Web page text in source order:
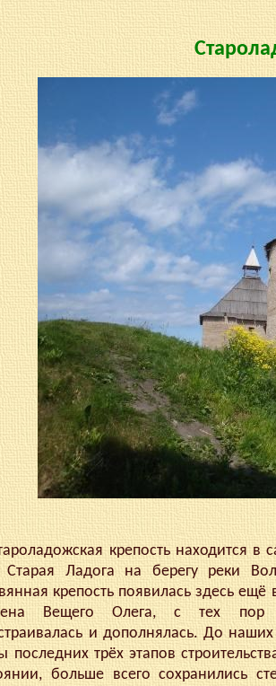
крепость находится в
Старая Ладога на берегу реки
крепость появилась здесь ещё
Вещего Олега, с тех пор
и дополнялась. До
последних трёх этапов
больше всего сохранились